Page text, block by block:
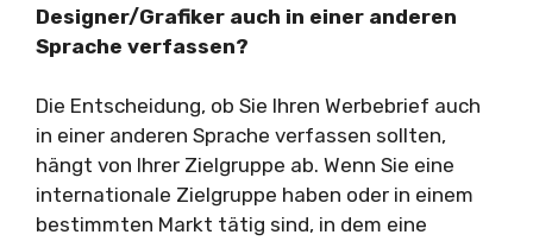
Designer/Grafiker auch in einer anderen
Sprache verfassen?
Die Entscheidung, ob Sie Ihren Werbebrief auch
in einer anderen Sprache verfassen sollten,
hängt von Ihrer Zielgruppe ab. Wenn Sie eine
internationale Zielgruppe haben oder in einem
bestimmten Markt tätig sind, in dem eine